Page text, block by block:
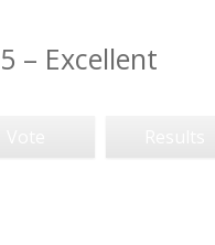
5 – Excellent